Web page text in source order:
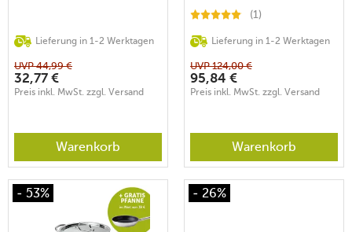
Lieferung in 1-2 Werktagen
UVP44,99 €
32,77 €
Preis inkl. MwSt. zzgl. Versand
Warenkorb
(1)
Lieferung in 1-2 Werktagen
UVP124,00 €
95,84 €
Preis inkl. MwSt. zzgl. Versand
Warenkorb
- 53% - 26%